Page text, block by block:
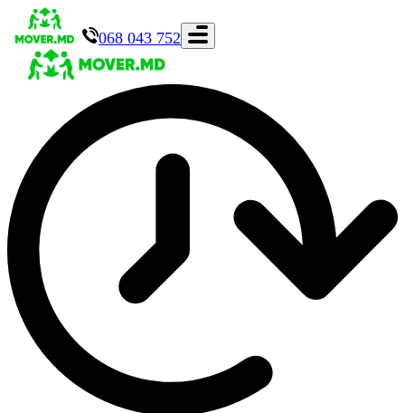
068 043 752